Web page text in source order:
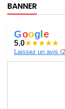
BANNER
Goog e
5.0★★★★★
Laissez un avis